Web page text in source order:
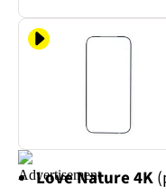
Love Nature 4K